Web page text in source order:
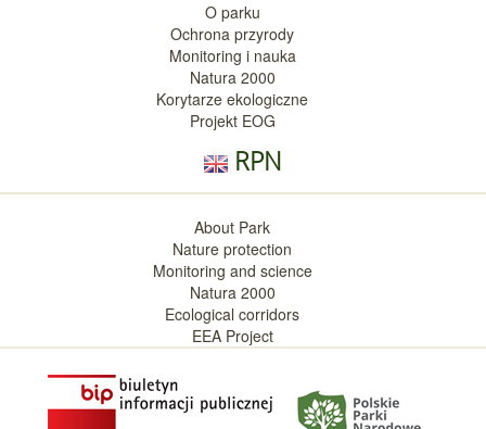
O parku
Ochrona przyrody
Monitoring i nauka
Natura 2000
Korytarze ekologiczne
Projekt EOG
RPN
About Park
Nature protection
Monitoring and science
Natura 2000
Ecological corridors
EEA Project